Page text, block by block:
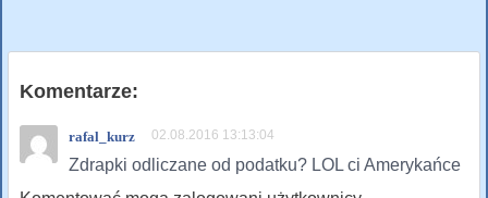
Komentarze:
rafal_kurz 02.08.2016 13:13:04
Zdrapki odliczane od podatku? LOL ci Amerykańce